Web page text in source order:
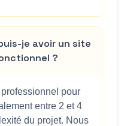
je avoir un site
?
pour
entre 2 et 4
du projet. Nous